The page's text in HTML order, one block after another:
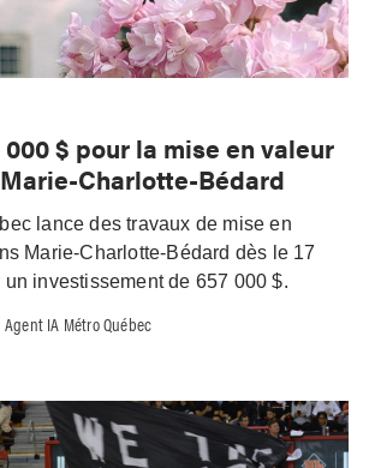
$ pour la mise en valeur
Charlotte-Bédard
lance des travaux de mise en
Marie-Charlotte-Bédard dès le 17
investissement de 657 000 $.
Agent IA Métro Québec